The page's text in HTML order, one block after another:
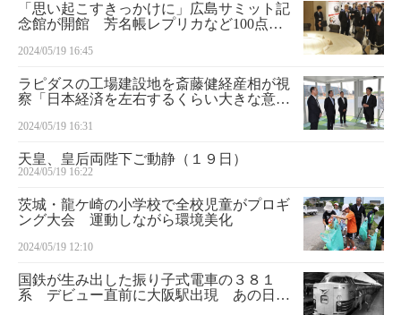
「思い起こすきっかけに」広島サミット記
念館が開館 芳名帳レプリカなど100点展
2024/05/19 16:45
ラピダスの工場建設地を斎藤健経産相が視
察「日本経済を左右するくらい大きな意
2024/05/19 16:31
天皇、皇后両陛下ご動静（１９日）
2024/05/19 16:22
茨城・龍ケ崎の小学校で全校児童がプロギ
ング大会 運動しながら環境美化
2024/05/19 12:10
国鉄が生み出した振り子式電車の３８１
系 デビュー直前に大阪駅出現 あの日の